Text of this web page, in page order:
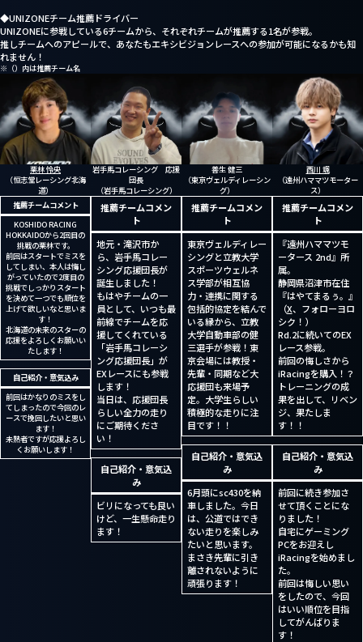
◆UNIZONEチーム推薦ドライバー
UNIZONEに参戦している6チームから、それぞれチームが推薦する1名が参戦。
推しチームへのアピールで、あなたもエキシビジョンレースへの参加が可能になるかも知
れません！
※（）内は推薦チーム名
栗林 怜央
（恒志堂レーシング北海
道）
推薦チームコメント
KOSHIDO RACING
HOKKAIDOから2回目の
挑戦の栗林です。
前回はスタートでミスを
してしまい、本人は悔し
がっていたので2度目の
挑戦でしっかりスタート
を決めて一つでも順位を
上げて欲しいなと思いま
す！
北海道の未来のスターの
応援をよろしくお願いい
たします！
自己紹介・意気込み
前回はかなりのミスをし
てしまったので今回のレ
ースで挽回したいと思い
ます！
未熟者ですが応援よろし
くお願いします！
岩手馬コレーシング 応援
団長
（岩手馬コレーシング）
推薦チームコメン
ト
地元・滝沢市か
ら、岩手馬コレー
シング応援団長が
誕生しました！
もはやチームの一
員として、いつも最
前線でチームを応
援してくれている
「岩手馬コレーシ
ング応援団長」が
EXレースにも参戦
します！
当日は、応援団長
らしい全力の走り
にご期待くださ
い！
自己紹介・意気込
み
ビリになっても良い
けど、一生懸命走り
ます！
善生 健三
（東京ヴェルディレーシン
グ）
推薦チームコメン
ト
東京ヴェルディレー
シングと立教大学
スポーツウェルネ
ス学部が相互協
力・連携に関する
包括的協定を結んで
いる縁から、立教
大学自動車部の健
三選手が参戦！東
京会場には教授・
先輩・同期など大
応援団も来場予
定。大学生らしい
積極的な走りに注
目です！！
自己紹介・意気込
み
6月頭にsc430を納
車しました。今日
は、公道ではでき
ない走りを楽しみ
たいと思います。
まさき先輩に引き
離されないように
頑張ります！
西川 颯
（遠州ハママツモーター
ス）
推薦チームコメン
ト
『遠州ハママツモ
ータース 2nd』所
属。
静岡県沼津市在住
『はやてまるぅ。』
（X、フォローヨロ
シク！）
Rd.2に続いてのEX
レース参戦。
前回の悔しさから
iRacingを購入！？
トレーニングの成
果を出して、リベン
ジ、果たしま
す！！
自己紹介・意気込
み
前回に続き参加さ
せて頂くことにな
りました！
自宅にゲーミング
PCをお迎えし
iRacingを始めまし
た。
前回は悔しい思い
をしたので、今回
はいい順位を目指
してがんばりま
す！